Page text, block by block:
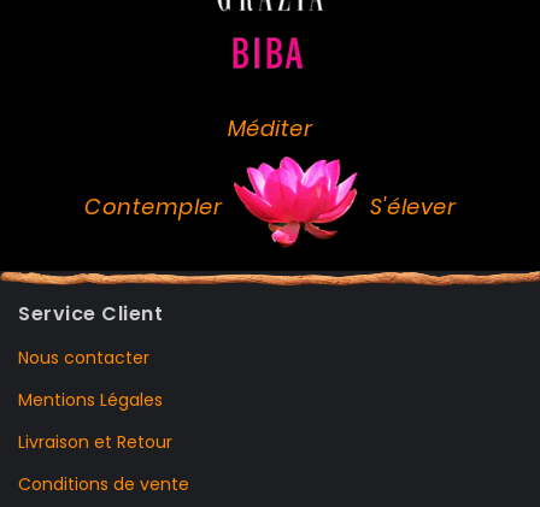
Méditer
Contempler S'élever
Service Client
Nous contacter
Mentions Légales
Livraison et Retour
Conditions de vente